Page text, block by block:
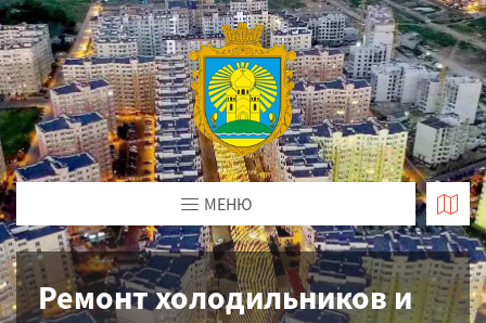
МЕНЮ
Ремонт холодильников и